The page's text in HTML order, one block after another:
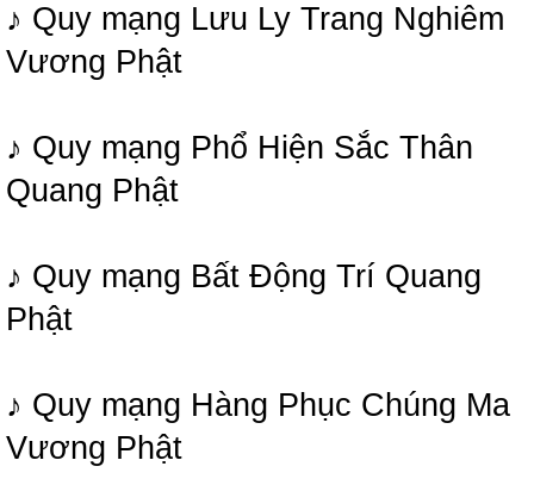
♪ Quy mạng Lưu Ly Trang Nghiêm
Vương Phật
♪ Quy mạng Phổ Hiện Sắc Thân
Quang Phật
♪ Quy mạng Bất Động Trí Quang
Phật
♪ Quy mạng Hàng Phục Chúng Ma
Vương Phật